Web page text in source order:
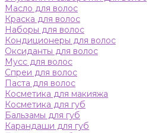
Масло для волос
Краска для волос
Наборы для волос
Кондиционеры для волос
Оксиданты для волос
Мусс для волос
Спреи для волос
Паста для волос
Косметика для макияжа
Косметика для губ
Бальзамы для губ
Карандаши для губ